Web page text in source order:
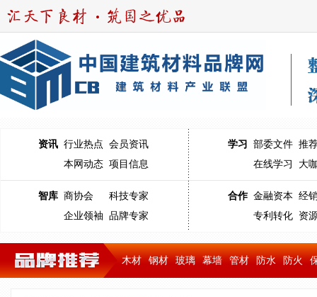
资讯 行业热点 会员资讯
本网动态 项目信息
学习 部委文件 推
在线学习
大
智库 商协会
科技专家
企业领袖 品牌专家
合作 金融资本 经
专利转化 资
木材 钢材 玻璃 幕墙 管材 防水 防火